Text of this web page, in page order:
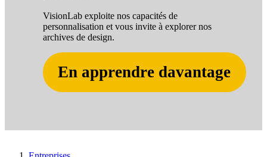
VisionLab exploite nos capacités de
personnalisation et vous invite à explorer nos
archives de design.
En apprendre davantage